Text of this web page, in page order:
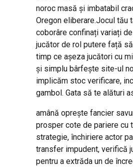
noroc masă și imbatabil
Oregon eliberare.Jocul tău
coborâre confinați variați
jucător de rol putere față
timp ce așeza jucători cu
și simplu bârfește site-ul
implicăm stoc verificare,
gambol. Gata să te alături
amână oprește fancier
prosper cote de pariere cu
strategie, închiriere actor
transfer impudent, verifică
pentru a extrăda un de